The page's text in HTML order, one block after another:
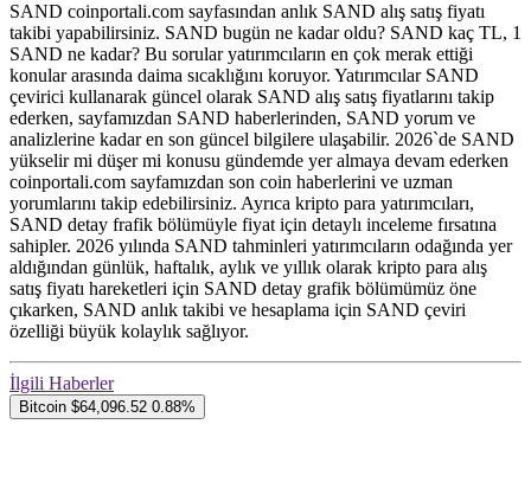
SAND coinportali.com sayfasından anlık SAND alış satış fiyatı
takibi yapabilirsiniz. SAND bugün ne kadar oldu? SAND kaç TL, 1
SAND ne kadar? Bu sorular yatırımcıların en çok merak ettiği
konular arasında daima sıcaklığını koruyor. Yatırımcılar SAND
çevirici kullanarak güncel olarak SAND alış satış fiyatlarını takip
ederken, sayfamızdan SAND haberlerinden, SAND yorum ve
analizlerine kadar en son güncel bilgilere ulaşabilir. 2026`de SAND
yükselir mi düşer mi konusu gündemde yer almaya devam ederken
coinportali.com sayfamızdan son coin haberlerini ve uzman
yorumlarını takip edebilirsiniz. Ayrıca kripto para yatırımcıları,
SAND detay frafik bölümüyle fiyat için detaylı inceleme fırsatına
sahipler. 2026 yılında SAND tahminleri yatırımcıların odağında yer
aldığından günlük, haftalık, aylık ve yıllık olarak kripto para alış
satış fiyatı hareketleri için SAND detay grafik bölümümüz öne
çıkarken, SAND anlık takibi ve hesaplama için SAND çeviri
özelliği büyük kolaylık sağlıyor.
İlgili Haberler
Bitcoin $64,096.52 0.88%